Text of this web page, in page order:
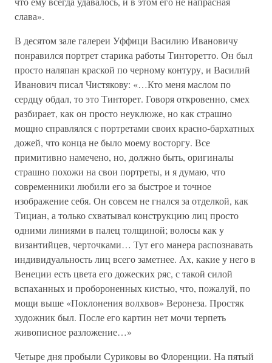
слава».
В десятом зале галереи Уффици Василию Ивановичу
понравился портрет старика работы Тинторетто. Он был
просто наляпан краской по черному контуру, и Василий
Иванович писал Чистякову: «…Кто меня маслом по
сердцу обдал, то это Тинторет. Говоря откровенно, смех
разбирает, как он просто неуклюже, но как страшно
мощно справлялся с портретами своих красно-бархатных
дожей, что конца не было моему восторгу. Все
примитивно намечено, но, должно быть, оригиналы
страшно похожи на свои портреты, и я думаю, что
современники любили его за быстрое и точное
изображение себя. Он совсем не гнался за отделкой, как
Тициан, а только схватывал конструкцию лиц просто
одними линиями в палец толщиной; волосы как у
византийцев, черточками… Тут его манера распознавать
индивидуальность лиц всего заметнее. Ах, какие у него в
Венеции есть цвета его дожеских ряс, с такой силой
вспаханных и пробороненных кистью, что, пожалуй, по
мощи выше «Поклонения волхвов» Веронеза. Простяк
художник был. После его картин нет мочи терпеть
живописное разложение…»
Четыре дня пробыли Суриковы во Флоренции. На пятый